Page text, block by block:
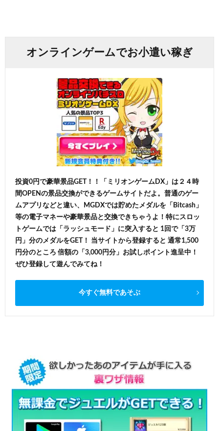
オンラインゲームでお小遣い稼ぎ
投資0円で豪華景品GET！！「ミリオンゲームDX」は２４時
間OPENの景品交換ができるゲームサイトだよ。普通のゲー
ムアプリなどと違い、MGDXでは貯めたメダルを「Bitcash」
等の電子マネーや豪華景品と交換できちゃうよ！特にスロッ
トゲームでは「ラッシュモード」に突入すると 1回で「3万
円」分のメダルをGET！ 当サイトから登録すると 通常1,500
円分のところ 倍額の「3,000円分」お試しポイント進呈中！
ぜひ登録して遊んでみてね！
今すぐ無料であそぶ